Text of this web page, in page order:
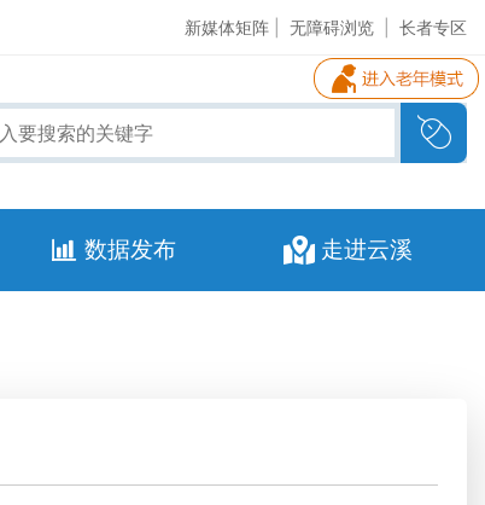
新媒体矩阵 无障碍浏览 长者专区
数据发布 走进云溪